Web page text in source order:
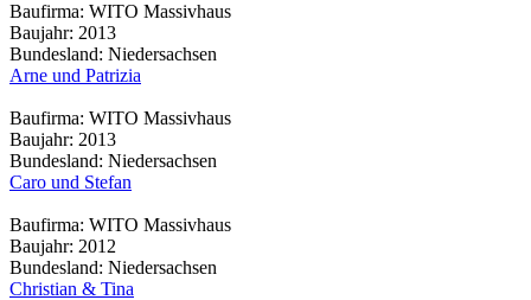
Baufirma: WITO Massivhaus
Baujahr: 2013
Bundesland: Niedersachsen
Arne und Patrizia
Baufirma: WITO Massivhaus
Baujahr: 2013
Bundesland: Niedersachsen
Caro und Stefan
Baufirma: WITO Massivhaus
Baujahr: 2012
Bundesland: Niedersachsen
Christian & Tina